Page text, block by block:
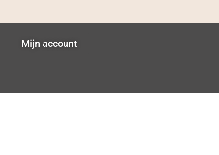
Mijn account